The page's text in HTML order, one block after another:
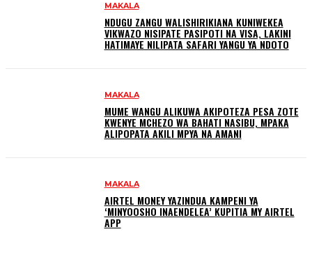
MAKALA
NDUGU ZANGU WALISHIRIKIANA KUNIWEKEA
VIKWAZO NISIPATE PASIPOTI NA VISA, LAKINI
HATIMAYE NILIPATA SAFARI YANGU YA NDOTO
MAKALA
MUME WANGU ALIKUWA AKIPOTEZA PESA ZOTE
KWENYE MCHEZO WA BAHATI NASIBU, MPAKA
ALIPOPATA AKILI MPYA NA AMANI
MAKALA
AIRTEL MONEY YAZINDUA KAMPENI YA
‘MINYOOSHO INAENDELEA’ KUPITIA MY AIRTEL
APP